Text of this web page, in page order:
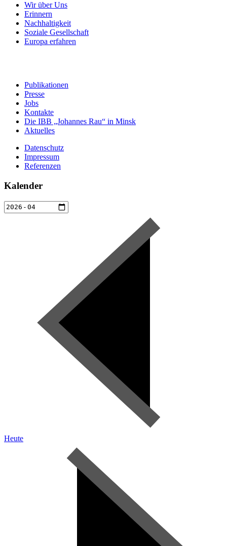
Wir über Uns
Erinnern
Nachhaltigkeit
Soziale Gesellschaft
Europa erfahren
Publikationen
Presse
Jobs
Kontakte
Die IBB „Johannes Rau“ in Minsk
Aktuelles
Datenschutz
Impressum
Referenzen
Kalender
Heute